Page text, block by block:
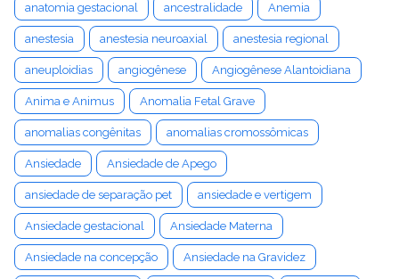
anatomia gestacional ancestralidade Anemia
anestesia anestesia neuroaxial anestesia regional
aneuploidias angiogênese Angiogênese Alantoidiana
Anima e Animus Anomalia Fetal Grave
anomalias congênitas anomalias cromossômicas
Ansiedade Ansiedade de Apego
ansiedade de separação pet ansiedade e vertigem
Ansiedade gestacional Ansiedade Materna
Ansiedade na concepção Ansiedade na Gravidez